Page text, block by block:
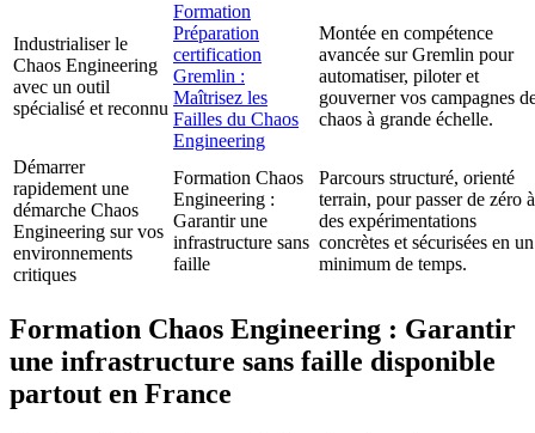
Industrialiser le
Chaos Engineering
avec un outil
spécialisé et reconnu
Formation
Préparation
certification
Gremlin :
Maîtrisez les
Failles du Chaos
Engineering
Montée en compétence
avancée sur Gremlin pour
automatiser, piloter et
gouverner vos campagnes
chaos à grande échelle.
Démarrer
rapidement une
démarche Chaos
Engineering sur vos
environnements
critiques
Formation Chaos
Engineering :
Garantir une
infrastructure sans
faille
Parcours structuré, orienté
terrain, pour passer de zéro à
des expérimentations
concrètes et sécurisées en un
minimum de temps.
Formation Chaos Engineering : Garantir
une infrastructure sans faille disponible
partout en France